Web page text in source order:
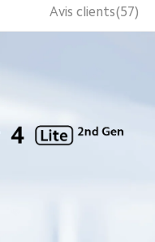
Avis clients(57)